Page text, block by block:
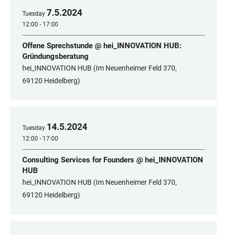
Tuesday 7.5.2024
12:00 - 17:00
Offene Sprechstunde @ hei_INNOVATION HUB:
Gründungsberatung
hei_INNOVATION HUB (Im Neuenheimer Feld 370,
69120 Heidelberg)
Tuesday 14.5.2024
12:00 - 17:00
Consulting Services for Founders @ hei_INNOVATION
HUB
hei_INNOVATION HUB (Im Neuenheimer Feld 370,
69120 Heidelberg)